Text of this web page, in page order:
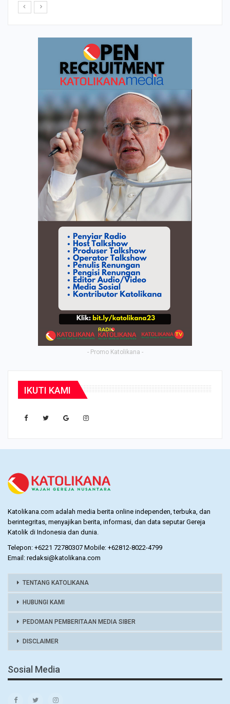
- Promo Katolikana -
IKUTI KAMI
Katolikana.com adalah media berita online independen, terbuka, dan
berintegritas, menyajikan berita, informasi, dan data seputar Gereja
Katolik di Indonesia dan dunia.
Telepon: +6221 72780307 Mobile: +62812-8022-4799
Email: redaksi@katolikana.com
TENTANG KATOLIKANA
HUBUNGI KAMI
PEDOMAN PEMBERITAAN MEDIA SIBER
DISCLAIMER
Sosial Media